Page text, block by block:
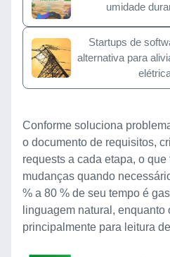
umidade
Startups de
alternativa para
Conforme soluciona
o documento de requisitos,
requests a cada etapa, o
mudanças quando
% a 80 % de seu tempo é
linguagem natural, enquanto
principalmente para leitura